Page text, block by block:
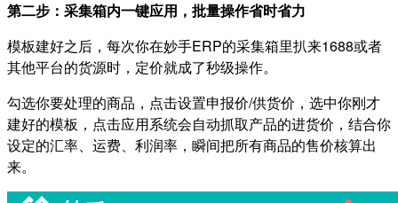
第二步：采集箱内一键应用，批量操作省时省力
模板建好之后，每次你在妙手ERP的采集箱里扒来1688或者
其他平台的货源时，定价就成了秒级操作。
勾选你要处理的商品，点击设置申报价/供货价，选中你刚才
建好的模板，点击应用系统会自动抓取产品的进货价，结合你
设定的汇率、运费、利润率，瞬间把所有商品的售价核算出
来。